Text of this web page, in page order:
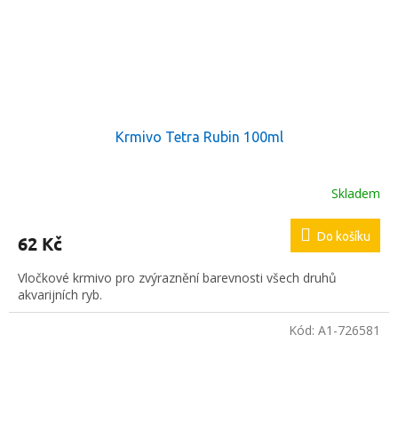
Krmivo Tetra Rubin 100ml
Skladem
62 Kč Do košíku
Vločkové krmivo pro zvýraznění barevnosti všech druhů
akvarijních ryb.
Kód: A1-726581